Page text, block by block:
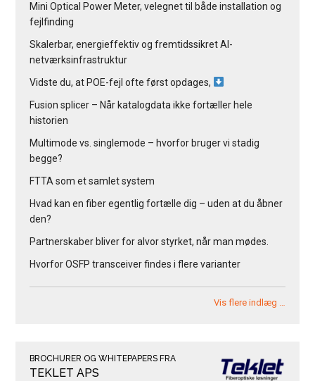
Mini Optical Power Meter, velegnet til både installation og
fejlfinding
Skalerbar, energieffektiv og fremtidssikret AI-
netværksinfrastruktur
Vidste du, at POE-fejl ofte først opdages,
Fusion splicer – Når katalogdata ikke fortæller hele
historien
Multimode vs. singlemode – hvorfor bruger vi stadig
begge?
FTTA som et samlet system
Hvad kan en fiber egentlig fortælle dig – uden at du åbner
den?
Partnerskaber bliver for alvor styrket, når man mødes.
Hvorfor OSFP transceiver findes i flere varianter
Vis flere indlæg …
BROCHURER OG WHITEPAPERS FRA
TEKLET APS